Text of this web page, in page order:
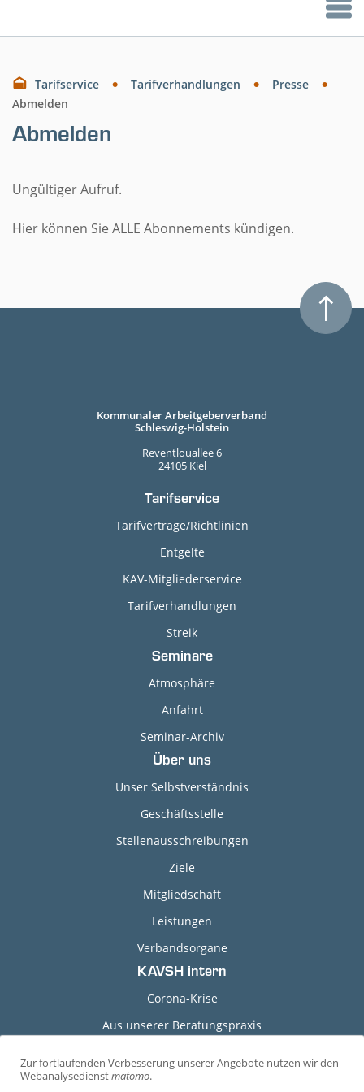
C
Zur fortlaufenden Verbesserung unserer Angebote nutzen wir den
Webanalysedienstmatomo.
Tarifservice Tarifverhandlungen
Presse
Abmelden
Abmelden
Ungültiger Aufruf.
Hier können Sie ALLE Abonnements kündigen.
Kommunaler Arbeitgeberverband
Schleswig-Holstein
Reventlouallee 6
24105 Kiel
Tarifservice
Tarifverträge/Richtlinien
Entgelte
KAV-Mitgliederservice
Tarifverhandlungen
Streik
Seminare
Atmosphäre
Anfahrt
Seminar-Archiv
Über uns
Unser Selbstverständnis
Geschäftsstelle
Stellenausschreibungen
Ziele
Mitgliedschaft
Leistungen
Verbandsorgane
KAVSH intern
Corona-Krise
Aus unserer Beratungspraxis
Durchführungshinweise